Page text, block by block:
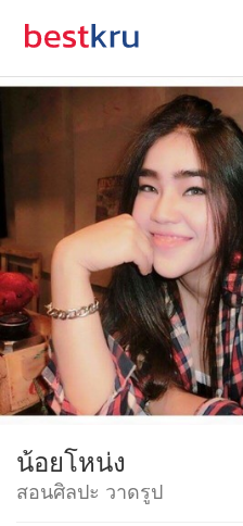
น้อยโหน่ง
สอนศิลปะ วาดรูป